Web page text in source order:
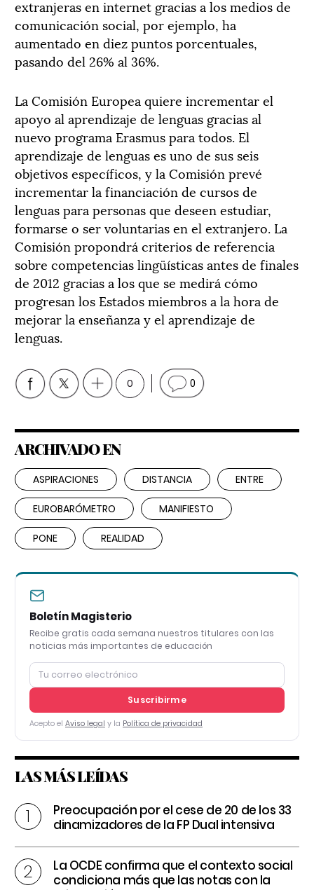
extranjeras en internet gracias a los medios de
comunicación social, por ejemplo, ha
aumentado en diez puntos porcentuales,
pasando del 26% al 36%.
La Comisión Europea quiere incrementar el
apoyo al aprendizaje de lenguas gracias al
nuevo programa Erasmus para todos. El
aprendizaje de lenguas es uno de sus seis
objetivos específicos, y la Comisión prevé
incrementar la financiación de cursos de
lenguas para personas que deseen estudiar,
formarse o ser voluntarias en el extranjero. La
Comisión propondrá criterios de referencia
sobre competencias lingüísticas antes de finales
de 2012 gracias a los que se medirá cómo
progresan los Estados miembros a la hora de
mejorar la enseñanza y el aprendizaje de
lenguas.
0 0
ARCHIVADO EN
ASPIRACIONES DISTANCIA ENTRE
EUROBARÓMETRO MANIFIESTO
PONE REALIDAD
Boletín Magisterio
Recibe gratis cada semana nuestros titulares con las
noticias más importantes de educación
Suscribirme
Acepto el Aviso legal y la Política de privacidad
LAS MÁS LEÍDAS
Preocupación por el cese de 20 de los 33
dinamizadores de la FP Dual intensiva
La OCDE confirma que el contexto social
condiciona más que las notas con la